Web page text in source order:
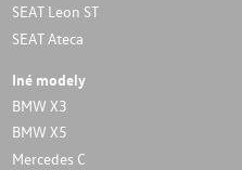
SEAT Leon ST
SEAT Ateca
Iné modely
BMW X3
BMW X5
Mercedes C